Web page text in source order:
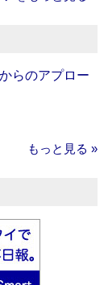
らのアプロー
もっと見る »